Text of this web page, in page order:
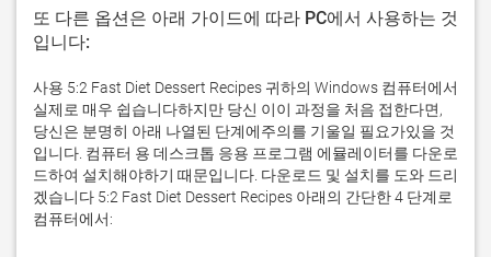
또 다른 옵션은 아래 가이드에 따라 PC에서 사용하는 것
입니다:
사용 5:2 Fast Diet Dessert Recipes 귀하의 Windows 컴퓨터에서
실제로 매우 쉽습니다하지만 당신 이이 과정을 처음 접한다면,
당신은 분명히 아래 나열된 단계에주의를 기울일 필요가있을 것
입니다. 컴퓨터 용 데스크톱 응용 프로그램 에뮬레이터를 다운로
드하여 설치해야하기 때문입니다. 다운로드 및 설치를 도와 드리
겠습니다 5:2 Fast Diet Dessert Recipes 아래의 간단한 4 단계로
컴퓨터에서: